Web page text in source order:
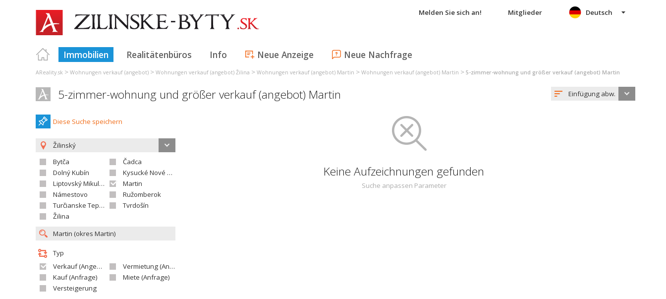
Melden Sie sich an! Mitglieder
Immobilien Realitätenbüros Info Neue Anzeige Neue Nachfrage
Deutsch
AReality.sk > Wohnungen verkauf (angebot) > Wohnungen verkauf (angebot) Žilina > Wohnungen verkauf (angebot) Martin > Wohnungen verkauf (angebot) Martin > 5-zimmer-wohnung und größer verkauf (angebot) Martin
5-zimmer-wohnung und größer verkauf (angebot) Martin Einfügung abw.
Diese Suche speichern
Žilinský
Bytča
Čadca
Dolný Kubín
Kysucké Nové Mesto
Liptovský Mikuláš
Martin
Námestovo
Ružomberok
Turčianske Teplice
Tvrdošín
Žilina
Typ
Verkauf (Angebot)
Vermietung (Angebot)
Kauf (Anfrage)
Miete (Anfrage)
Versteigerung
Keine Aufzeichnungen gefunden
Suche anpassen Parameter